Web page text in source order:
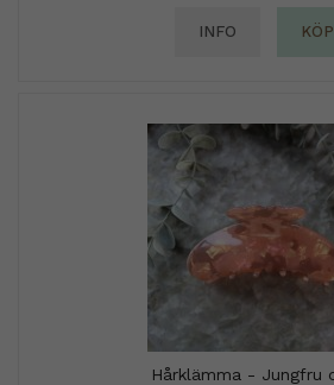
INFO KÖP
Hårklämma - Jungfru